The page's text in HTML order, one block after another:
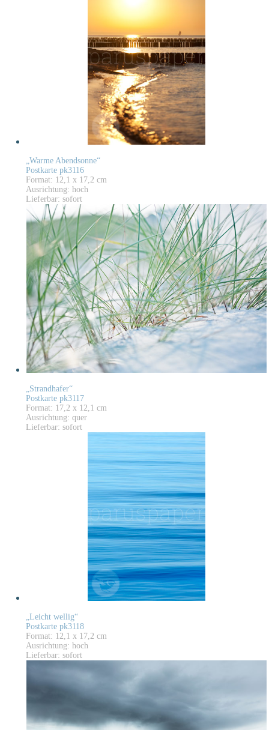
„Warme Abendsonne“
Postkarte pk3116
Format: 12,1 x 17,2 cm
Ausrichtung: hoch
Lieferbar: sofort
„Strandhafer“
Postkarte pk3117
Format: 17,2 x 12,1 cm
Ausrichtung: quer
Lieferbar: sofort
„Leicht wellig“
Postkarte pk3118
Format: 12,1 x 17,2 cm
Ausrichtung: hoch
Lieferbar: sofort